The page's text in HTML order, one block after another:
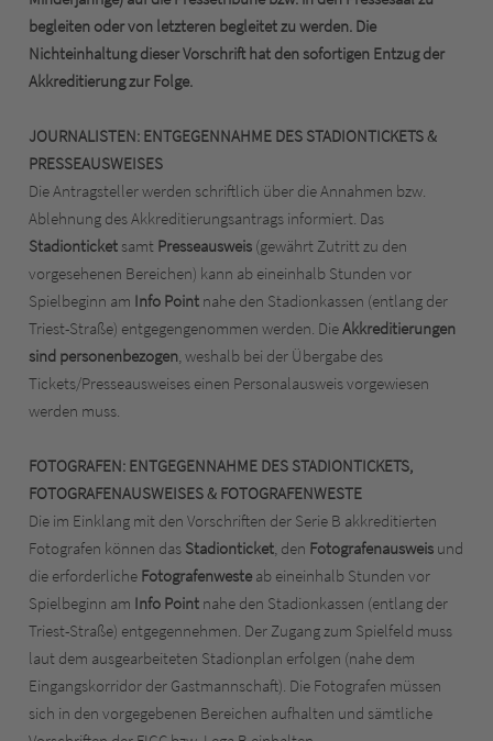
begleiten oder von letzteren begleitet zu werden. Die
Nichteinhaltung dieser Vorschrift hat den sofortigen Entzug der
Akkreditierung zur Folge.
JOURNALISTEN: ENTGEGENNAHME DES STADIONTICKETS &
PRESSEAUSWEISES
Die Antragsteller werden schriftlich über die Annahmen bzw.
Ablehnung des Akkreditierungsantrags informiert. Das
Stadionticket samt Presseausweis (gewährt Zutritt zu den
vorgesehenen Bereichen) kann ab eineinhalb Stunden vor
Spielbeginn am Info Point nahe den Stadionkassen (entlang der
Triest-Straße) entgegengenommen werden. DieAkkreditierungen
sind personenbezogen , weshalb bei der Übergabe des
Tickets/Presseausweises einen Personalausweis vorgewiesen
werden muss.
FOTOGRAFEN: ENTGEGENNAHME DES STADIONTICKETS,
FOTOGRAFENAUSWEISES & FOTOGRAFENWESTE
Die im Einklang mit den Vorschriften der Serie B akkreditierten
Fotografen können das Stadionticket , den Fotografenausweis und
die erforderliche Fotografenweste ab eineinhalb Stunden vor
Spielbeginn am Info Point nahe den Stadionkassen (entlang der
Triest-Straße) entgegennehmen. Der Zugang zum Spielfeld muss
laut dem ausgearbeiteten Stadionplan erfolgen (nahe dem
Eingangskorridor der Gastmannschaft). Die Fotografen müssen
sich in den vorgegebenen Bereichen aufhalten und sämtliche